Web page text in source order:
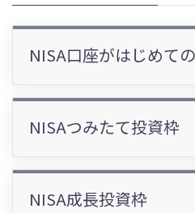
NISA口座がはじめて
NISAつみたて投資枠
NISA成長投資枠